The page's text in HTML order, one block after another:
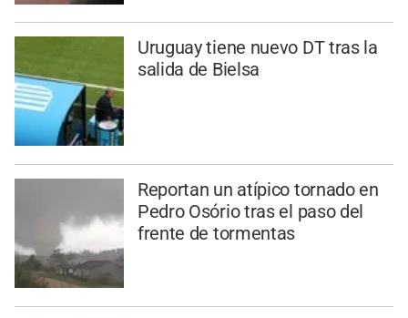
Uruguay tiene nuevo DT tras la
salida de Bielsa
Reportan un atípico tornado en
Pedro Osório tras el paso del
frente de tormentas